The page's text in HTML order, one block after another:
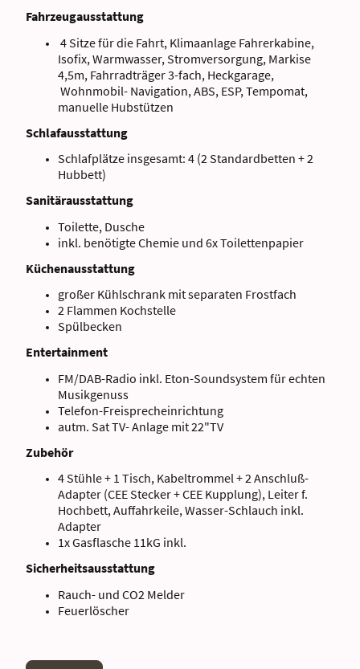
Fahrzeugausstattung
4 Sitze für die Fahrt, Klimaanlage Fahrerkabine,
Isofix, Warmwasser, Stromversorgung, Markise
4,5m, Fahrradträger 3-fach, Heckgarage,
Wohnmobil- Navigation, ABS, ESP, Tempomat,
manuelle Hubstützen
Schlafausstattung
Schlafplätze insgesamt: 4 (2 Standardbetten + 2
Hubbett)
Sanitärausstattung
Toilette, Dusche
inkl. benötigte Chemie und 6x Toilettenpapier
Küchenausstattung
großer Kühlschrank mit separaten Frostfach
2 Flammen Kochstelle
Spülbecken
Entertainment
FM/DAB-Radio inkl. Eton-Soundsystem für echten
Musikgenuss
Telefon-Freisprecheinrichtung
autm. Sat TV- Anlage mit 22"TV
Zubehör
4 Stühle + 1 Tisch, Kabeltrommel + 2 Anschluß-
Adapter (CEE Stecker + CEE Kupplung), Leiter f.
Hochbett, Auffahrkeile, Wasser-Schlauch inkl.
Adapter
1x Gasflasche 11kG inkl.
Sicherheitsausstattung
Rauch- und CO2 Melder
Feuerlöscher